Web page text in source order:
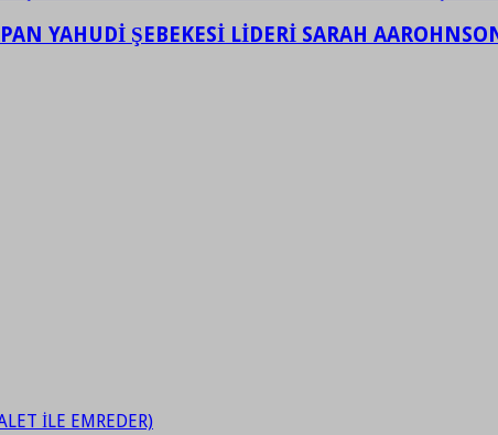
YAHUDİ ŞEBEKESİ LİDERİ SARAH